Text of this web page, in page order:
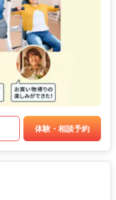
体験・相談予約